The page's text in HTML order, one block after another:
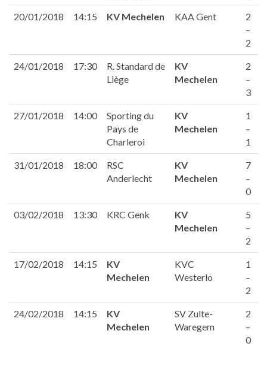
20/01/2018 14:15 KV Mechelen KAA Gent
2
–
2
24/01/2018 17:30
R. Standard de
Liège
KV
Mechelen
2
–
3
27/01/2018 14:00
Sporting du
Pays de
Charleroi
KV
Mechelen
1
–
1
31/01/2018 18:00
RSC
Anderlecht
KV
Mechelen
7
–
0
03/02/2018 13:30 KRC Genk
KV
Mechelen
5
–
2
17/02/2018 14:15
KV
Mechelen
KVC
Westerlo
1
–
2
24/02/2018 14:15
KV
Mechelen
SV Zulte-
Waregem
2
–
0